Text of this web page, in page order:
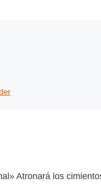
Atronará los